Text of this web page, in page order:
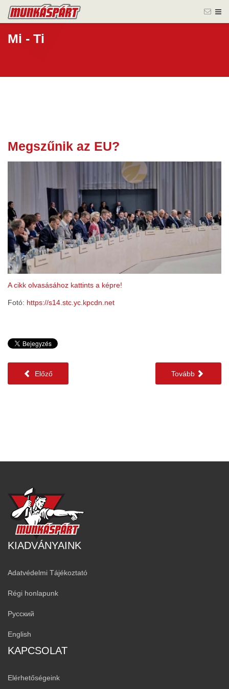
Mi - Ti
21 okt.
Megszűnik az EU?
A cikk olvasásához kattints a képre!
Fotó: https://s14.stc.yc.kpcdn.net
Előző Tovább
KIADVÁNYAINK
Adatvédelmi Tájékoztató
Régi honlapunk
Русский
English
KAPCSOLAT
Elérhetőségeink